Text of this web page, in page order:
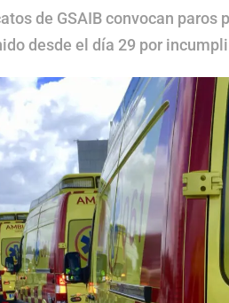
de GSAIB convocan
desde el día 29 por